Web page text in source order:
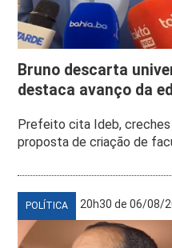
Bruno descarta
destaca avanço da
Prefeito cita Ideb,
proposta de criação de
POLÍTICA 20h30 de 06/08/